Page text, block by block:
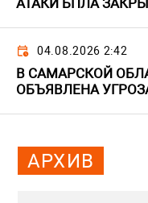
АТАКИ БПЛА
04.08.2026 2:42
В САМАРСКОЙ
ОБЪЯВЛЕНА
АРХИВ